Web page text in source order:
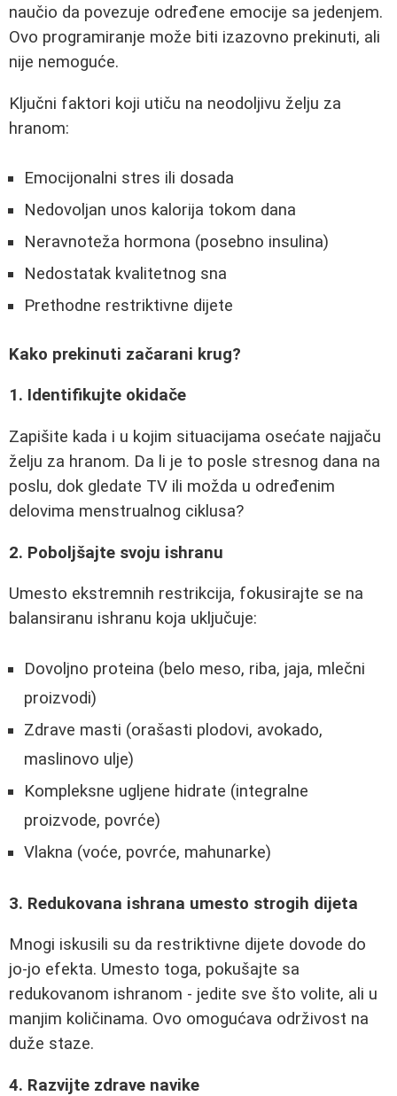
naučio da povezuje određene emocije sa jedenjem.
Ovo programiranje može biti izazovno prekinuti, ali
nije nemoguće.
Ključni faktori koji utiču na neodoljivu želju za
hranom:
Emocijonalni stres ili dosada
Nedovoljan unos kalorija tokom dana
Neravnoteža hormona (posebno insulina)
Nedostatak kvalitetnog sna
Prethodne restriktivne dijete
Kako prekinuti začarani krug?
1. Identifikujte okidače
Zapišite kada i u kojim situacijama osećate najjaču
želju za hranom. Da li je to posle stresnog dana na
poslu, dok gledate TV ili možda u određenim
delovima menstrualnog ciklusa?
2. Poboljšajte svoju ishranu
Umesto ekstremnih restrikcija, fokusirajte se na
balansiranu ishranu koja uključuje:
Dovoljno proteina (belo meso, riba, jaja, mlečni
proizvodi)
Zdrave masti (orašasti plodovi, avokado,
maslinovo ulje)
Kompleksne ugljene hidrate (integralne
proizvode, povrće)
Vlakna (voće, povrće, mahunarke)
3. Redukovana ishrana umesto strogih dijeta
Mnogi iskusili su da restriktivne dijete dovode do
jo-jo efekta. Umesto toga, pokušajte sa
redukovanom ishranom - jedite sve što volite, ali u
manjim količinama. Ovo omogućava održivost na
duže staze.
4. Razvijte zdrave navike